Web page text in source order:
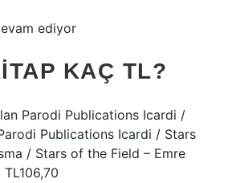
ediyor
KAÇ TL?
Parodi Publications Icardi /
Publications Icardi / Stars
/ Stars of the Field – Emre